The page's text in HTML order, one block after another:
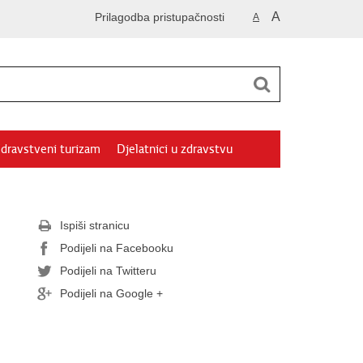
A A
Prilagodba pristupačnosti
turizam Djelatnici u zdravstvu
Ispiši stranicu
Podijeli na Facebooku
Podijeli na Twitteru
Podijeli na Google +